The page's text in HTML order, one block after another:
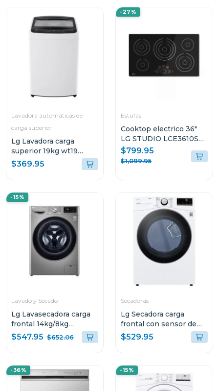
Lavadora automáticas de
carga superior
Lg Lavadora carga
superior 19kg wt19
turbodrum smart
diagnosis color blanco
$369.95
-27%
Estufas
Cooktop electrico 36"
LG STUDIO LCE3610SB
smoothtouch
$799.95
$1,099.95
-15%
Lavado y Secado
Lg Lavasecadora carga
frontal 14kg/8kg
wd14vv3 6 motion dd
con motor inverter ai
$547.95 $652.06
Secadoras
Lg Secadora carga
frontal con sensor de
secado sensor dry y
conectivdad thinq de
$529.95
-36% -15%